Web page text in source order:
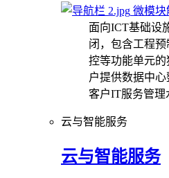
微模块
面向ICT基础设
闭，包含工程
控等功能单元
户提供数据中
客户IT服务管理
云与智能服务
云与智能服务